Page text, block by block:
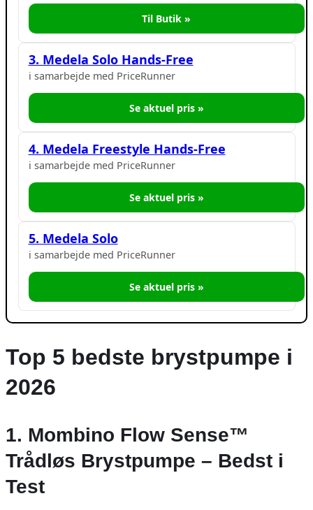
Til Butik »
3. Medela Solo Hands-Free
i samarbejde med PriceRunner
Se aktuel pris »
4. Medela Freestyle Hands-Free
i samarbejde med PriceRunner
Se aktuel pris »
5. Medela Solo
i samarbejde med PriceRunner
Se aktuel pris »
Top 5 bedste brystpumpe i
2026
1. Mombino Flow Sense™
Trådløs Brystpumpe – Bedst i
Test